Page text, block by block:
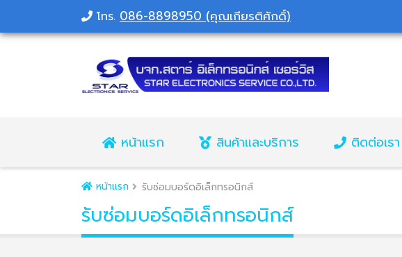
โทร. 086-8898950 (คุณเกียรติศักดิ์)
หน้าแรก สินค้าและบริการ ติดต่อเรา
หน้าแรก รับซ่อมบอร์ดอิเล็กทรอนิกส์
รับซ่อมบอร์ดอิเล็กทรอนิกส์